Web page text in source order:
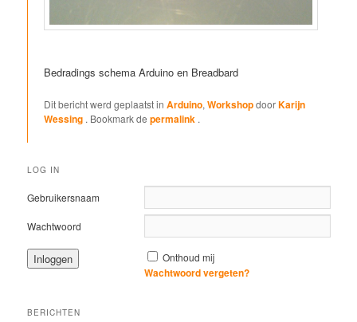
Bedradings schema Arduino en Breadbard
Dit bericht werd geplaatst inArduino,WorkshopdoorKarijn
Wessing . Bookmark depermalink .
LOG IN
Gebruikersnaam
Wachtwoord
Onthoud mij
Wachtwoord vergeten?
BERICHTEN